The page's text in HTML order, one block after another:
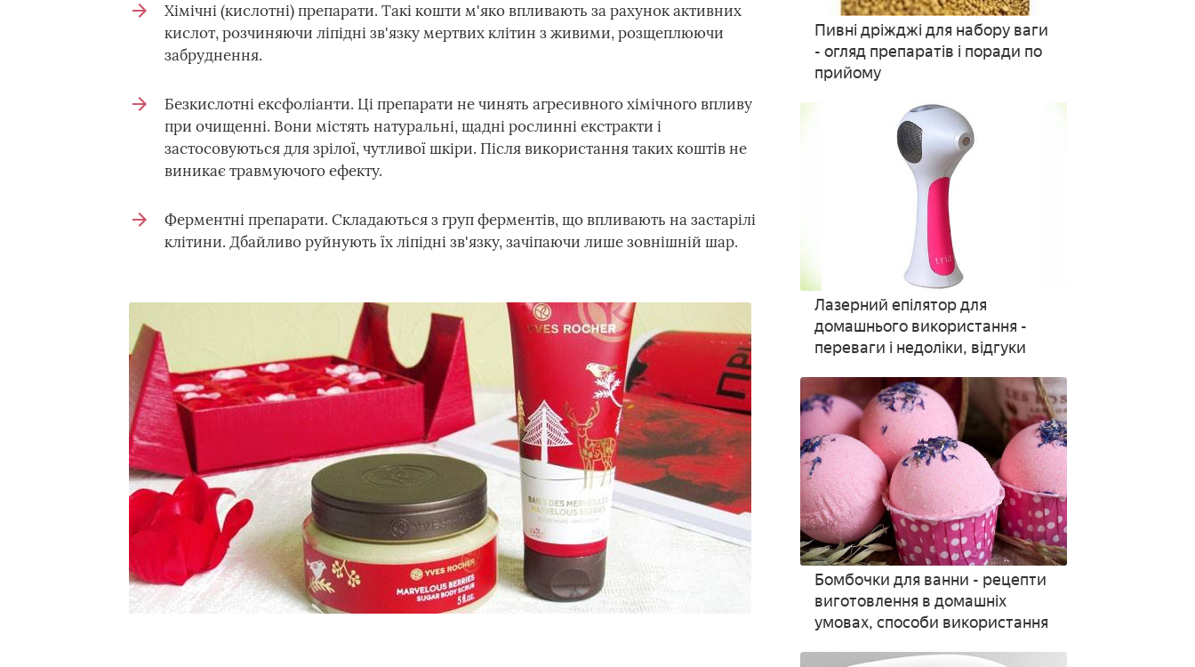
Хімічні (кислотні) препарати. Такі кошти м'яко впливають за рахунок активних
кислот, розчиняючи ліпідні зв'язку мертвих клітин з живими, розщеплюючи
забруднення.
Безкислотні ексфоліанти. Ці препарати не чинять агресивного хімічного впливу
при очищенні. Вони містять натуральні, щадні рослинні екстракти і
застосовуються для зрілої, чутливої шкіри. Після використання таких коштів не
виникає травмуючого ефекту.
Ферментні препарати. Складаються з груп ферментів, що впливають на застарілі
клітини. Дбайливо руйнують їх ліпідні зв'язку, зачіпаючи лише зовнішній шар.
Пивні дріжджі для набору ваги
- огляд препаратів і поради по
прийому
Лазерний епілятор для
домашнього використання -
переваги і недоліки, відгуки
Бомбочки для ванни - рецепти
виготовлення в домашніх
умовах, способи використання